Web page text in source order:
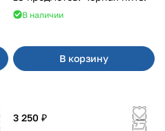
В наличии
В корзину
3 250 ₽